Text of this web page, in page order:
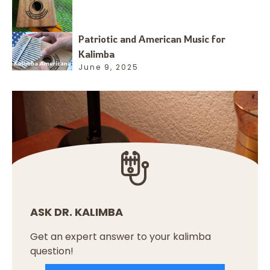
Patriotic and American Music for
Kalimba
June 9, 2025
ASK DR. KALIMBA
Get an expert answer to your kalimba
question!